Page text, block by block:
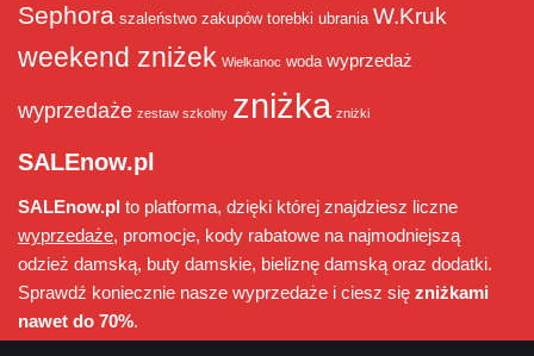
Sephora szaleństwo zakupów torebki ubrania W.Kruk
weekend zniżek Wielkanoc woda wyprzedaż
wyprzedaże zestaw szkolny zniżka zniżki
SALEnow.pl
SALEnow.pl to platforma, dzięki której znajdziesz liczne
wyprzedaże, promocje, kody rabatowe na najmodniejszą
odzież damską, buty damskie, bieliznę damską oraz dodatki.
Sprawdź koniecznie nasze wyprzedaże i ciesz się zniżkami
nawet do 70%.